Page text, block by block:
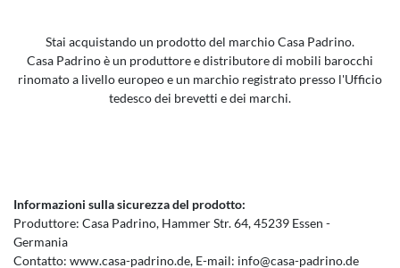
Stai acquistando un prodotto del marchio Casa Padrino.
Casa Padrino è un produttore e distributore di mobili barocchi
rinomato a livello europeo e un marchio registrato presso l'Ufficio
tedesco dei brevetti e dei marchi.
Informazioni sulla sicurezza del prodotto:
Produttore: Casa Padrino Hammer Str.64 45239 Essen
Germania
Contatto: www.casa-padrino.de E-mail: info@casa-padrino.de